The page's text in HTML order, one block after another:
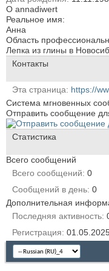
О annadiwert
Реальное имя:
Анна
Область
Лепка из глины в
Контакты
Эта страница https://
Система мгновенных
Отправить сообщение
Статистика
Всего сообщений
Всего сообщений 0
Сообщений в день 0
Дополнительная
Последняя активность
Регистрация